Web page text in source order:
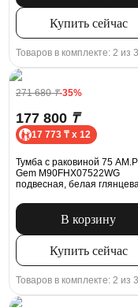
Купить сейчас
Товаров в комплекте: 2 из 3
271 680₸-35%
177 800 ₸
17 773 ₸ x 12
Тумба с раковиной 75
Gem M90FHX07522WG
подвесная, белая
В корзину
Купить сейчас
Товаров в комплекте: 2 из 3